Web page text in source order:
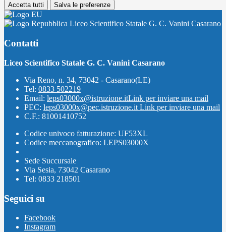
Accetta tutti Salva le preferenze
Liceo Scientifico Statale G. C. Vanini Casarano
Contatti
Liceo Scientifico Statale G. C. Vanini Casarano
Via Reno, n. 34, 73042 - Casarano(LE)
Tel: 0833 502219
Email: leps03000x@istruzione.itLink per inviare una mail
PEC: leps03000x@pec.istruzione.it Link per inviare una mail
C.F.: 81001410752
Codice univoco fatturazione: UF53XL
Codice meccanografico: LEPS03000X
Sede Succursale
Via Sesia, 73042 Casarano
Tel: 0833 218501
Seguici su
Facebook
Instagram